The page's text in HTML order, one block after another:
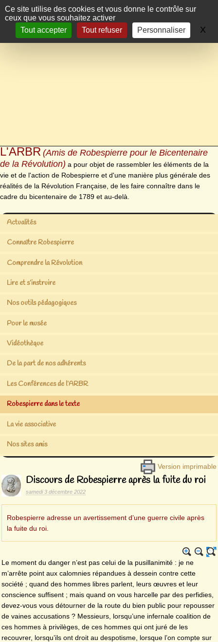
Panneau de gestion des cookies
Ce site utilise des cookies et vous donne le contrôle sur
ceux que vous souhaitez activer
Tout accepter
Tout refuser Personnaliser X
L'ARBR (Amis de Robespierre pour le Bicentenaire
de la Révolution) a pour objet de rassembler les éléments de la
vie et de l'action de Robespierre et d'une manière plus générale des
réalités de la Révolution Française, de les faire connaître dans le
cadre du bicentenaire de 1789 et au-delà.
Actualités
Connaître Robespierre
Comprendre la Révolution
Lire et s’instruire
Nos outils pédagogiques
Pour le musée
Vidéothèque
De la part de nos adhérents
Les Conférences de l’ARBR
Robespierre dans le texte
La vie associative
Nos sites amis
Version imprimable
Discours de Robespierre après la fuite du roi
samedi 3 décembre 2022
Robespierre adresse un avertissement d’une guerre civile après
la fuite du roi.
Le moment du danger n’est pas celui de la pusillanimité : je ne
m’arrête point aux calomnies répandues à dessein contre cette
société ; quand des hommes libres parlent, leurs œuvres et leur
conscience suffisent ; mais quand on vous harcelle par des perfidies,
devez-vous vous détourner de la route du bien public pour repousser
de vaines accusations ? Messieurs, lorsqu’une infernale coalition de
ces hommes à privilèges, de ces hommes qui ont juré de les
recouvrer, lorsqu’ils ont droit au despotisme, lorsque l’on compte sur